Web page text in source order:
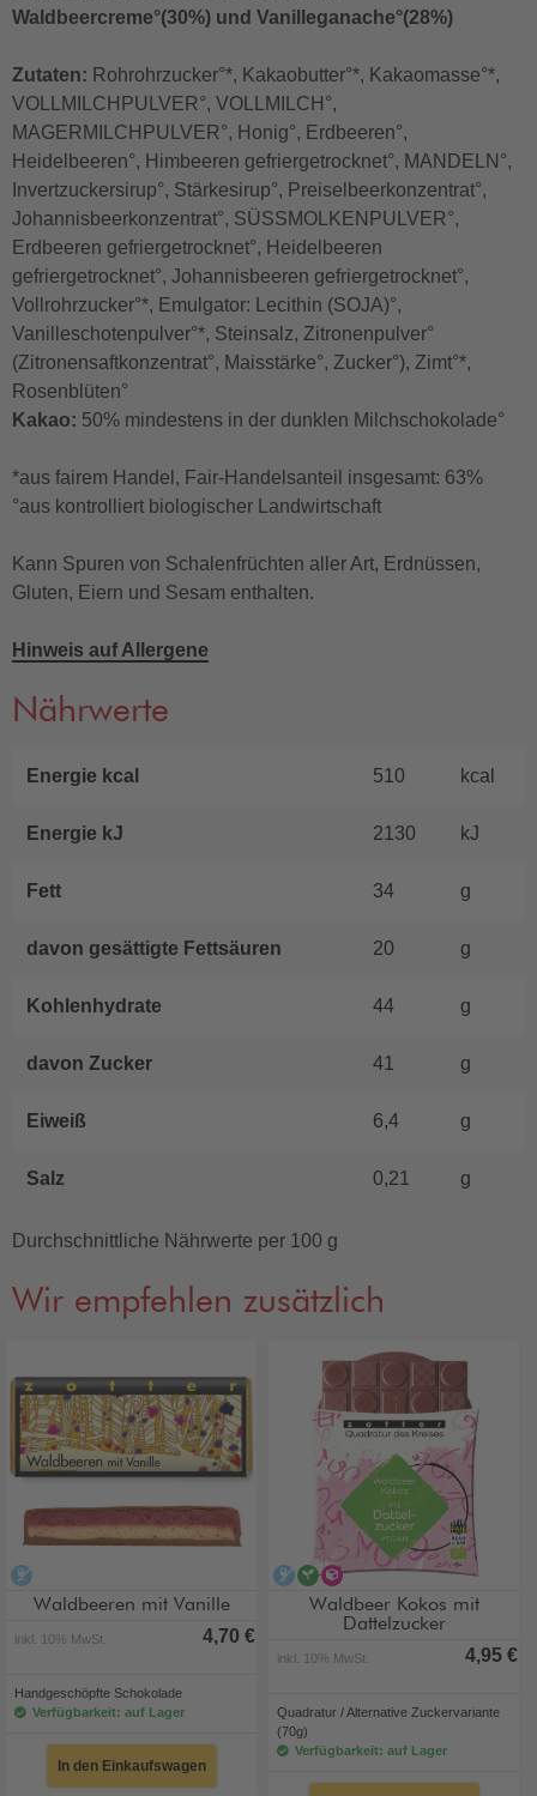
Waldbeercreme°(30%) und Vanilleganache°(28%)
Zutaten: Rohrohrzucker°*, Kakaobutter°*, Kakaomasse°*,
VOLLMILCHPULVER°, VOLLMILCH°,
MAGERMILCHPULVER°, Honig°, Erdbeeren°,
Heidelbeeren°, Himbeeren gefriergetrocknet°, MANDELN°,
Invertzuckersirup°, Stärkesirup°, Preiselbeerkonzentrat°,
Johannisbeerkonzentrat°, SÜSSMOLKENPULVER°,
Erdbeeren gefriergetrocknet°, Heidelbeeren
gefriergetrocknet°, Johannisbeeren gefriergetrocknet°,
Vollrohrzucker°*, Emulgator: Lecithin (SOJA)°,
Vanilleschotenpulver°*, Steinsalz, Zitronenpulver°
(Zitronensaftkonzentrat°, Maisstärke°, Zucker°), Zimt°*,
Rosenblüten°
Kakao: 50% mindestens in der dunklen Milchschokolade°
*aus fairem Handel, Fair-Handelsanteil insgesamt: 63%
°aus kontrolliert biologischer Landwirtschaft
Kann Spuren von Schalenfrüchten aller Art, Erdnüssen,
Gluten, Eiern und Sesam enthalten.
Hinweis auf Allergene
Nährwerte
Energie kcal 510 kcal
Energie kJ 2130 kJ
Fett 34 g
davon gesättigte Fettsäuren 20 g
Kohlenhydrate 44 g
davon Zucker 41 g
Eiweiß 6,4 g
Salz 0,21 g
Durchschnittliche Nährwerte per 100 g
Wir empfehlen zusätzlich
Waldbeeren mit Vanille
inkl. 10% MwSt. 4,70 €
Handgeschöpfte Schokolade
Verfügbarkeit: auf Lager
In den Einkaufswagen
alkoholfrei
veganalternative
Waldbeer Kokos mit
Dattelzucker
inkl. 10% MwSt. 4,95 €
Quadratur / Alternative Zuckervariante
(70g)
Verfügbarkeit: auf Lager